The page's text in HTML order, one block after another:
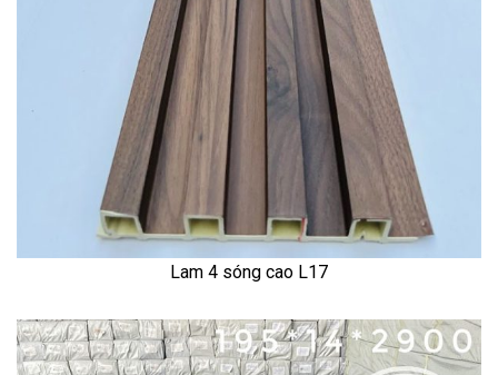
Lam 4 sóng cao L17